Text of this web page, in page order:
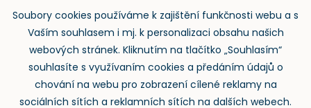
Zpětný odběr
Soubory cookies používáme k zajištění funkčnosti webu a s
Vaším souhlasem i mj. k personalizaci obsahu našich
webových stránek. Kliknutím na tlačítko „Souhlasím“
souhlasíte s využívaním cookies a předáním údajů o
chování na webu pro zobrazení cílené reklamy na
sociálních sítích a reklamních sítích na dalších webech.